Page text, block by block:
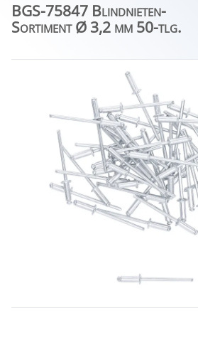
BGS-75847 Blindnieten-
Sortiment Ø 3,2 mm 50-tlg.